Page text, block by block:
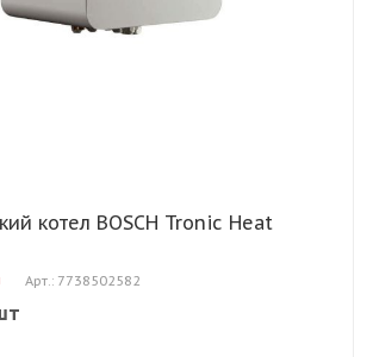
котел BOSCH Tronic Heat
Арт.: 7738502582